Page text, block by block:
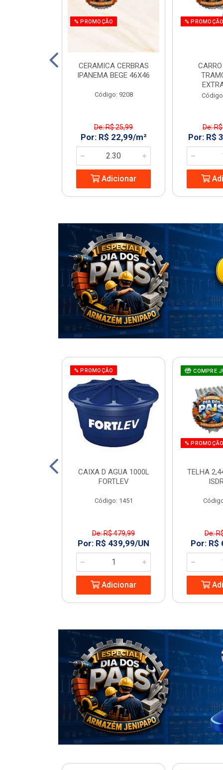
% PROMOÇÃO
CERAMICA CERBRAS
IPANEMA BEGE 46X46
Código: 9208
De: R$ 25,99
Por: R$ 22,99/m²
Adicionar
%
De:
Por: R$
% PROMOÇÃO
CAIXA D AGUA 1000L
FORTLEV
Código: 1451
De: R$ 479,99
Por: R$ 439,99/UN
Adicionar
COMPRE
%
TELHA
De:
Por: R$